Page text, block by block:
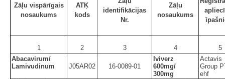
Zāļu vispārīgais
nosaukums
ATĶ
kods
identifikācijas
Nr.
Zāļu
nosaukums
1 2 3 4
5
Abacavirum/
Lamivudinum
J05AR02 16-0089-01
Iviverz
600mg/
300mg
Actavis
Group
ehf